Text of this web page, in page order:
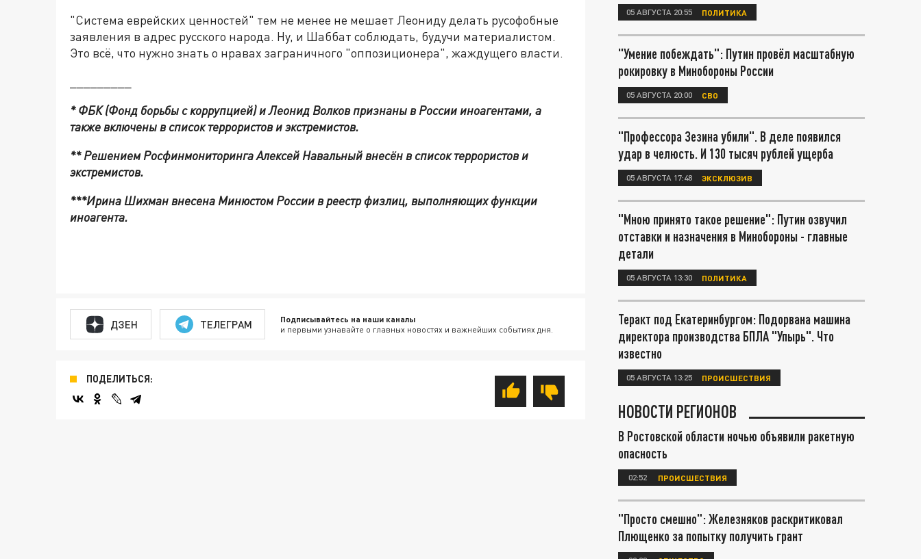
"Система еврейских ценностей" тем не менее не мешает Леониду делать русофобные
заявления в адрес русского народа. Ну, и Шаббат соблюдать, будучи материалистом.
Это всё, что нужно знать о нравах заграничного "оппозиционера", жаждущего власти.
*ФБК (Фонд борьбы с коррупцией) и Леонид Волков признаны в России иноагентами, а
также включены в список террористов и экстремистов.
** Решением Росфинмониторинга Алексей Навальный внесён в список террористов и
экстремистов.
***Ирина Шихман внесена Минюстом России в реестр физлиц, выполняющих функции
иноагента.
ДЗЕН ТЕЛЕГРАМ Подписывайтесь на наши каналы
и первыми узнавайте о главных новостях и важнейших событиях дня.
ПОДЕЛИТЬСЯ:
05 АВГУСТА 20:55 ПОЛИТИКА
"Умение побеждать": Путин провёл масштабную
рокировку в Минобороны России
05 АВГУСТА 20:00 СВО
"Профессора Зезина убили". В деле появился
удар в челюсть. И 130 тысяч рублей ущерба
05 АВГУСТА 17:48 ЭКСКЛЮЗИВ
"Мною принято такое решение": Путин озвучил
отставки и назначения в Минобороны - главные
детали
05 АВГУСТА 13:30 ПОЛИТИКА
Теракт под Екатеринбургом: Подорвана машина
директора производства БПЛА "Упырь". Что
известно
05 АВГУСТА 13:25 ПРОИСШЕСТВИЯ
НОВОСТИ РЕГИОНОВ
В Ростовской области ночью объявили ракетную
опасность
02:52 ПРОИСШЕСТВИЯ
"Просто смешно": Железняков раскритиковал
Плющенко за попытку получить грант